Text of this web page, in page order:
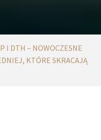
I DTH – NOWOCZESNE
KTÓRE SKRACAJĄ